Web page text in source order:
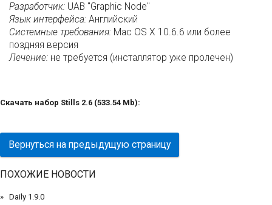
Разработчик: UAB "Graphic Node"
Язык интерфейса: Английский
Системные требования: Mac OS X 10.6.6 или более
поздняя версия
Лечение: не требуется (инсталлятор уже пролечен)
Скачать набор Stills 2.6 (533.54 Mb):
Вернуться на предыдущую страницу
ПОХОЖИЕ НОВОСТИ
Daily 1.9.0